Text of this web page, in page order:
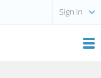
Sign in